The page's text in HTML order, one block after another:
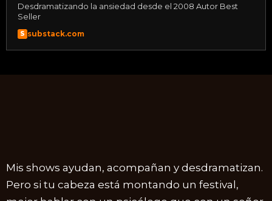
Desdramatizando la ansiedad desde el 2008 Autor Best
Seller
S substack.com
Mis shows ayudan, acompañan y desdramatizan.
Pero si tu cabeza está montando un festival,